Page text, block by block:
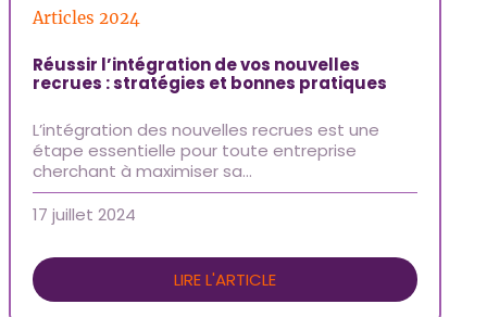
Articles 2024
Réussir l’intégration de vos nouvelles
recrues : stratégies et bonnes pratiques
L’intégration des nouvelles recrues est une
étape essentielle pour toute entreprise
cherchant à maximiser sa…
17 juillet 2024
LIRE L'ARTICLE